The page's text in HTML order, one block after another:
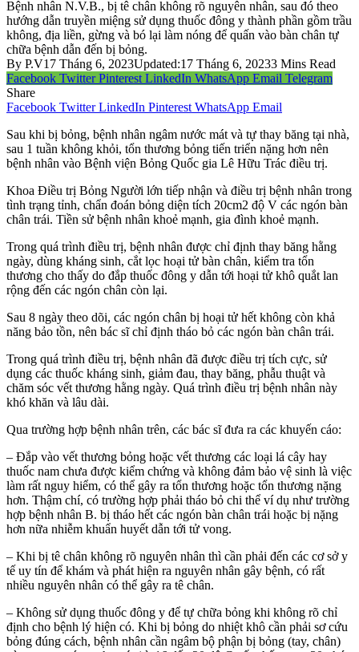
Bệnh nhân N.V.B., bị tê chân không rõ nguyên nhân, sau đó theo
hướng dẫn truyền miệng sử dụng thuốc đông y thành phần gồm trầu
không, địa liền, gừng và bó lại làm nóng để quấn vào bàn chân tự
chữa bệnh dẫn đến bị bỏng.
By P.V17 Tháng 6, 2023Updated:17 Tháng 6, 20233 Mins Read
Facebook Twitter Pinterest LinkedIn WhatsApp Email Telegram
Share
Facebook Twitter LinkedIn Pinterest WhatsApp Email
Sau khi bị bỏng, bệnh nhân ngâm nước mát và tự thay băng tại nhà,
sau 1 tuần không khỏi, tổn thương bỏng tiến triển nặng hơn nên
bệnh nhân vào Bệnh viện Bỏng Quốc gia Lê Hữu Trác điều trị.
Khoa Điều trị Bỏng Người lớn tiếp nhận và điều trị bệnh nhân trong
tình trạng tỉnh, chẩn đoán bỏng diện tích 20cm2 độ V các ngón bàn
chân trái. Tiền sử bệnh nhân khoẻ mạnh, gia đình khoẻ mạnh.
Trong quá trình điều trị, bệnh nhân được chỉ định thay băng hằng
ngày, dùng kháng sinh, cắt lọc hoại tử bàn chân, kiểm tra tổn
thương cho thấy do đắp thuốc đông y dẫn tới hoại tử khô quắt lan
rộng đến các ngón chân còn lại.
Sau 8 ngày theo dõi, các ngón chân bị hoại tử hết không còn khả
năng bảo tồn, nên bác sĩ chỉ định tháo bỏ các ngón bàn chân trái.
Trong quá trình điều trị, bệnh nhân đã được điều trị tích cực, sử
dụng các thuốc kháng sinh, giảm đau, thay băng, phẫu thuật và
chăm sóc vết thương hằng ngày. Quá trình điều trị bệnh nhân này
khó khăn và lâu dài.
Qua trường hợp bệnh nhân trên, các bác sĩ đưa ra các khuyến cáo:
– Đắp vào vết thương bỏng hoặc vết thương các loại lá cây hay
thuốc nam chưa được kiểm chứng và không đảm bảo vệ sinh là việc
làm rất nguy hiểm, có thể gây ra tổn thương hoặc tổn thương nặng
hơn. Thậm chí, có trường hợp phải tháo bỏ chi thể ví dụ như trường
hợp bệnh nhân B. bị tháo hết các ngón bàn chân trái hoặc bị nặng
hơn nữa nhiễm khuẩn huyết dẫn tới tử vong.
– Khi bị tê chân không rõ nguyên nhân thì cần phải đến các cơ sở y
tế uy tín để khám và phát hiện ra nguyên nhân gây bệnh, có rất
nhiều nguyên nhân có thể gây ra tê chân.
– Không sử dụng thuốc đông y để tự chữa bỏng khi không rõ chỉ
định cho bệnh lý hiện có. Khi bị bỏng do nhiệt khô cần phải sơ cứu
bỏng đúng cách, bệnh nhân cần ngâm bộ phận bị bỏng (tay, chân)